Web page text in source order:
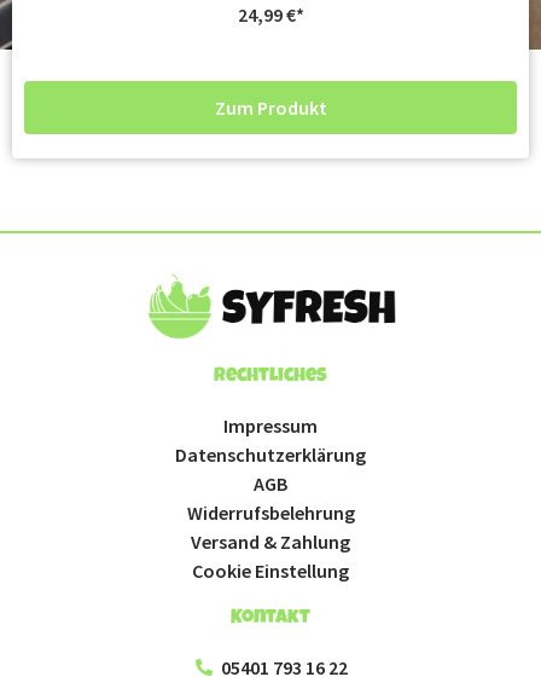
24,99€
Zum Produkt
Rechtliches
Impressum
Datenschutzerklärung
AGB
Widerrufsbelehrung
Versand & Zahlung
Cookie Einstellung
Kontakt
05401 793 16 22